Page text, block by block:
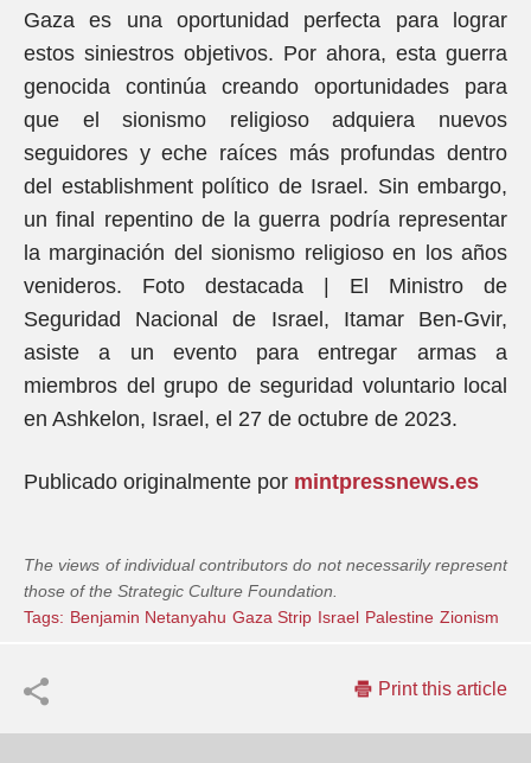
Gaza es una oportunidad perfecta para lograr
estos siniestros objetivos. Por ahora, esta guerra
genocida continúa creando oportunidades para
que el sionismo religioso adquiera nuevos
seguidores y eche raíces más profundas dentro
del establishment político de Israel. Sin embargo,
un final repentino de la guerra podría representar
la marginación del sionismo religioso en los años
venideros. Foto destacada | El Ministro de
Seguridad Nacional de Israel, Itamar Ben-Gvir,
asiste a un evento para entregar armas a
miembros del grupo de seguridad voluntario local
en Ashkelon, Israel, el 27 de octubre de 2023.
Publicado originalmente por mintpressnews.es
The views of individual contributors do not necessarily represent
those of the Strategic Culture Foundation.
Tags: Benjamin Netanyahu Gaza Strip Israel Palestine Zionism
Print this article